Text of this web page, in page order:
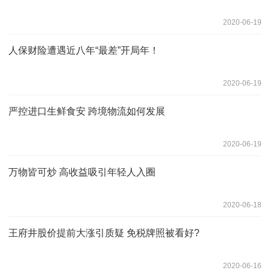
2020-06-19
人保财险遭遇近八年“最差”开局年！
2020-06-19
严控进口生鲜食安 跨境物流如何发展
2020-06-19
万物皆可炒 高收益吸引年轻人入圈
2020-06-18
王府井股价提前大涨引质疑 免税牌照被看好?
2020-06-16